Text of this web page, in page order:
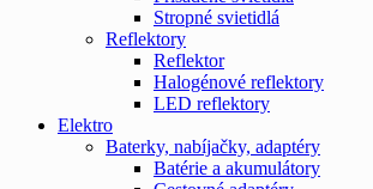
Stropné svietidlá
Reflektory
Reflektor
Halogénové reflektory
LED reflektory
Elektro
Baterky, nabíjačky, adaptéry
Batérie a akumulátory